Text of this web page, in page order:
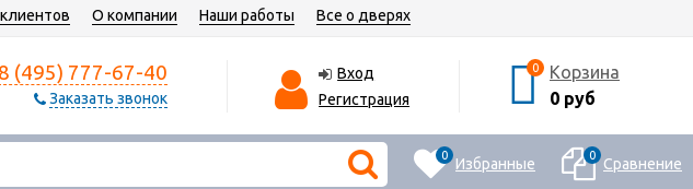
О компании Наши работы Все о дверях
8 (495) 777-67-40
Заказать звонок
Вход
Регистрация
0
Корзина
0 руб
0 Избранные 0 Сравнение